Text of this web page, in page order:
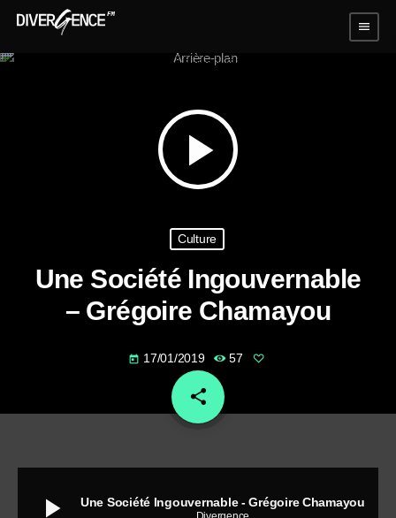
menu
play_arrow
Culture
Une Société Ingouvernable
– Grégoire Chamayou
today 17/01/2019 57
share
email
play_arrow Une Société Ingouvernable - Grégoire Chamayou